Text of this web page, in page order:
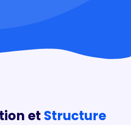
et Structure